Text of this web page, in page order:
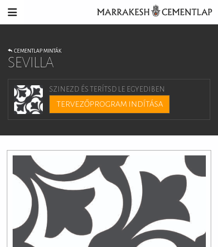
CEMENTLAP MINTÁK
SEVILLA
SZINEZD ÉS TERÍTSD LE EGYEDIBEN
TERVEZŐPROGRAM INDÍTÁSA